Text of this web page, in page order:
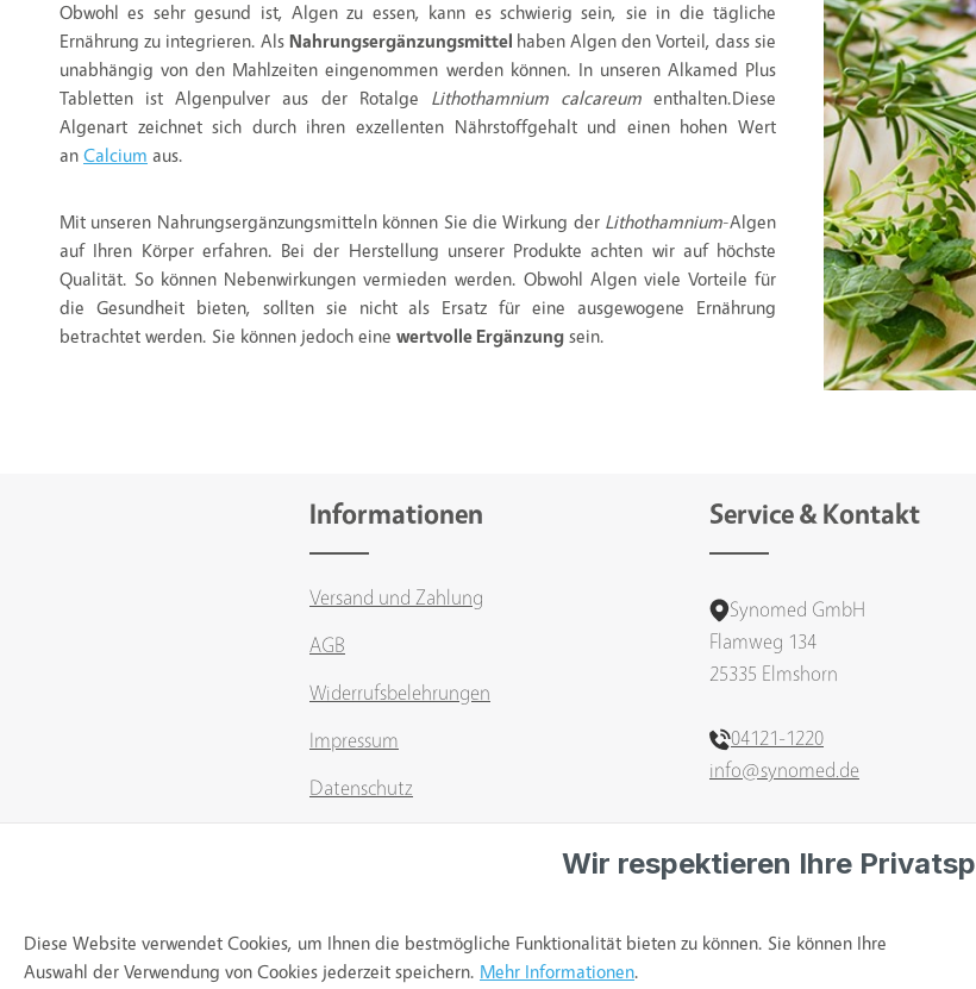
Obwohl es sehr gesund ist, Algen zu essen, kann es schwierig sein, sie in die tägliche
Ernährung zu integrieren. Als Nahrungsergänzungsmittel haben Algen den Vorteil, dass sie
unabhängig von den Mahlzeiten eingenommen werden können. In unseren Alkamed Plus
Tabletten ist Algenpulver aus der Rotalge Lithothamnium calcareumenthalten.Diese
Algenart zeichnet sich durch ihren exzellenten Nährstoffgehalt und einen hohen Wert
an Calcium aus.
Mit unseren Nahrungsergänzungsmitteln können Sie die Wirkung der Lithothamnium-Algen
auf Ihren Körper erfahren. Bei der Herstellung unserer Produkte achten wir auf höchste
Qualität. So können Nebenwirkungen vermieden werden. Obwohl Algen viele Vorteile für
die Gesundheit bieten, sollten sie nicht als Ersatz für eine ausgewogene Ernährung
betrachtet werden. Sie können jedoch eine wertvolle Ergänzung sein.
Informationen
Versand und Zahlung
AGB
Widerrufsbelehrungen
Impressum
Datenschutz
Service & Kontakt
Synomed GmbH
Flamweg 134
25335 Elmshorn
04121-1220
info@synomed.de
Wir respektieren Ihre
Diese Website verwendet Cookies, um Ihnen die bestmögliche Funktionalität bieten zu können. Sie können Ihre
Auswahl der Verwendung von Cookies jederzeit speichern. Mehr Informationen.